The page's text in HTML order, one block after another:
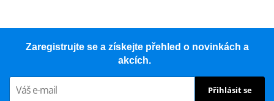
Zaregistrujte se a získejte přehled o novinkách a
akcích.
Přihlásit se